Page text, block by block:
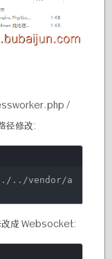
/
径修改:
vendor/a
成 Websocket: